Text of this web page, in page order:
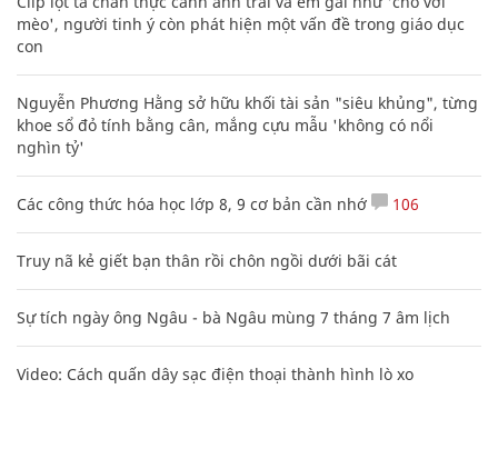
mèo', người tinh ý còn phát hiện một vấn đề trong giáo dục
con
Nguyễn Phương Hằng sở hữu khối tài sản "siêu khủng", từng
khoe sổ đỏ tính bằng cân, mắng cựu mẫu 'không có nổi
nghìn tỷ'
Các công thức hóa học lớp 8, 9 cơ bản cần nhớ 106
Truy nã kẻ giết bạn thân rồi chôn ngồi dưới bãi cát
Sự tích ngày ông Ngâu - bà Ngâu mùng 7 tháng 7 âm lịch
Video: Cách quấn dây sạc điện thoại thành hình lò xo